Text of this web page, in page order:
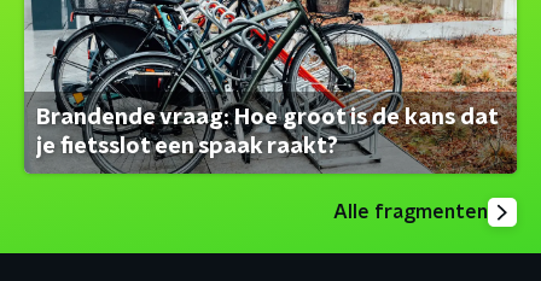
Brandende vraag: Hoe groot is de kans dat
je fietsslot een spaak raakt?
Alle fragmenten